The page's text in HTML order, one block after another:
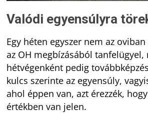
Valódi egyensúlyra
Egy héten egyszer nem az
az OH megbízásából
hétvégenként pedig
kulcs szerinte az egyensúly,
ahol éppen van, azt érezzék,
értékben van jelen.